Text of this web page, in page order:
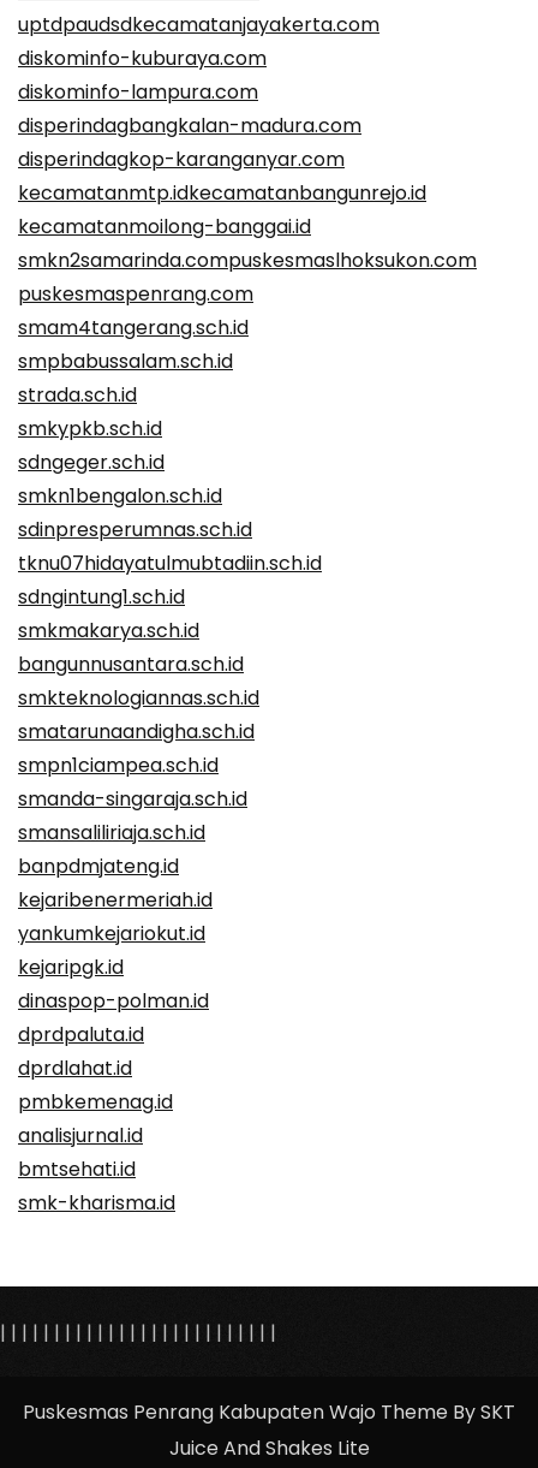
uptdpaudsdkecamatanjayakerta.com
diskominfo-kuburaya.com
diskominfo-lampura.com
disperindagbangkalan-madura.com
disperindagkop-karanganyar.com
kecamatanmtp.idkecamatanbangunrejo.id
kecamatanmoilong-banggai.id
smkn2samarinda.compuskesmaslhoksukon.com
puskesmaspenrang.com
smam4tangerang.sch.id
smpbabussalam.sch.id
strada.sch.id
smkypkb.sch.id
sdngeger.sch.id
smkn1bengalon.sch.id
sdinpresperumnas.sch.id
tknu07hidayatulmubtadiin.sch.id
sdngintung1.sch.id
smkmakarya.sch.id
bangunnusantara.sch.id
smkteknologiannas.sch.id
smatarunaandigha.sch.id
smpn1ciampea.sch.id
smanda-singaraja.sch.id
smansaliliriaja.sch.id
banpdmjateng.id
kejaribenermeriah.id
yankumkejariokut.id
kejaripgk.id
dinaspop-polman.id
dprdpaluta.id
dprdlahat.id
pmbkemenag.id
analisjurnal.id
bmtsehati.id
smk-kharisma.id
| | | | | | | | | | | | | | | | | | | | | | | | | |
Puskesmas Penrang Kabupaten Wajo Theme By SKT
Juice And Shakes Lite